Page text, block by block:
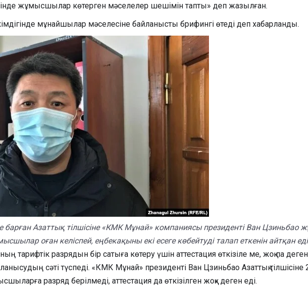
жұмысшылар көтерген мәселелер шешімін тапты» деп жазылған.
мұнайшылар мәселесіне байланысты брифингі өтеді деп хабарланды.
барған Азаттық тілшісіне «КМК Мұнай» компаниясы президенті Ван
оған келіспей, еңбекақыны екі есеге көбейтуді талап еткенін айтқан
разрядын бір сатыға көтеру үшін аттестация өткізіле ме, жоқ па деген
сәті түспеді. «КМК Мұнай» президенті Ван Цзиньбао Азаттық тілшісіне
разряд берілмеді, аттестация да өткізілген жоқ» деген еді.